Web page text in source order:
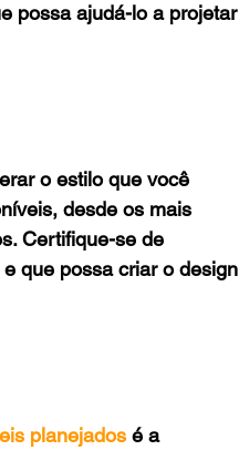
possa ajudá-lo a projetar
o estilo que você
desde os mais
Certifique-se de
que possa criar o design
planejados é a